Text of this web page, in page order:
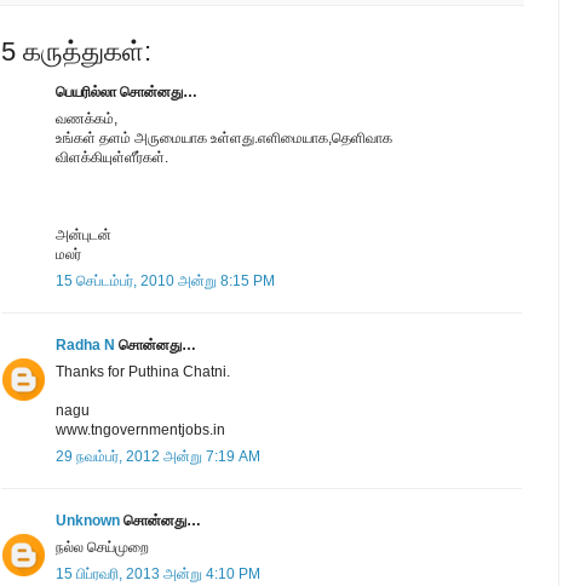
5 கருத்துகள்:
பெயரில்லா சொன்னது…
வணக்கம்,
உங்கள் தளம் அருமையாக உள்ளது.எளிமையாக,தெளிவாக
விளக்கியுள்ளீர்கள்.
அன்புடன்
மலர்
15 செப்டம்பர், 2010 அன்று 8:15 PM
Radha N சொன்னது…
Thanks for Puthina Chatni.
nagu
www.tngovernmentjobs.in
29 நவம்பர், 2012 அன்று 7:19 AM
Unknown சொன்னது…
நல்ல செய்முறை
15 பிப்ரவரி, 2013 அன்று 4:10 PM